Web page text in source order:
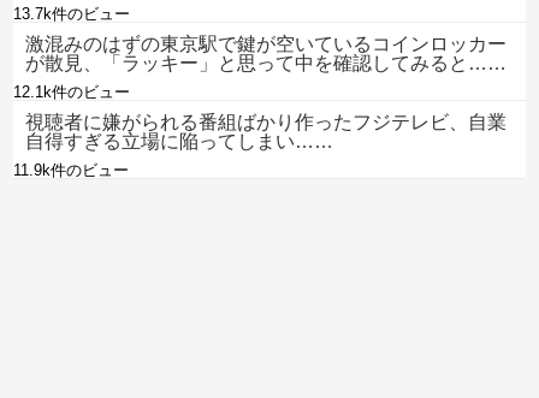
13.7k件のビュー
激混みのはずの東京駅で鍵が空いているコインロッカー
が散見、「ラッキー」と思って中を確認してみると……
12.1k件のビュー
視聴者に嫌がられる番組ばかり作ったフジテレビ、自業
自得すぎる立場に陥ってしまい……
11.9k件のビュー